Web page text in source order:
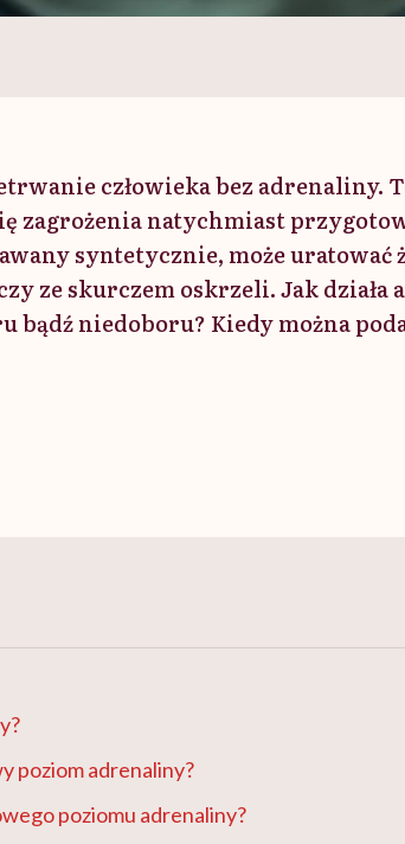
człowieka bez adrenaliny.
zagrożenia natychmiast
syntetycznie, może uratować
ze skurczem oskrzeli. Jak działa
bądź niedoboru? Kiedy można
poziom adrenaliny?
poziomu adrenaliny?